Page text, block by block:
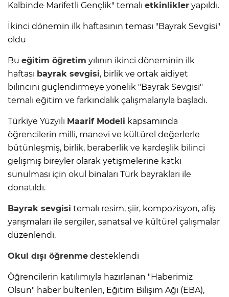
Kalbinde Marifetli Gençlik" temalı etkinlikler yapıldı.
İkinci dönemin ilk haftasının teması "Bayrak Sevgisi"
oldu
Bu eğitim öğretim yılının ikinci döneminin ilk
haftası bayrak sevgisi, birlik ve ortak aidiyet
bilincini güçlendirmeye yönelik "Bayrak Sevgisi"
temalı eğitim ve farkındalık çalışmalarıyla başladı.
Türkiye Yüzyılı Maarif Modeli kapsamında
öğrencilerin milli, manevi ve kültürel değerlerle
bütünleşmiş, birlik, beraberlik ve kardeşlik bilinci
gelişmiş bireyler olarak yetişmelerine katkı
sunulması için okul binaları Türk bayrakları ile
donatıldı.
Bayrak sevgisi temalı resim, şiir, kompozisyon, afiş
yarışmaları ile sergiler, sanatsal ve kültürel çalışmalar
düzenlendi.
Okul dışı öğrenme desteklendi
Öğrencilerin katılımıyla hazırlanan "Haberimiz
Olsun" haber bültenleri, Eğitim Bilişim Ağı (EBA),